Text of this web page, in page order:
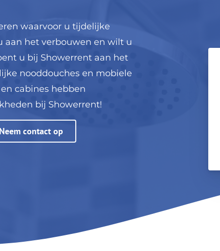
waarvoor u tijdelijke
aan het verbouwen en wilt u
u bij Showerrent aan het
nooddouches en mobiele
cabines hebben
bij Showerrent!
Neem contact op